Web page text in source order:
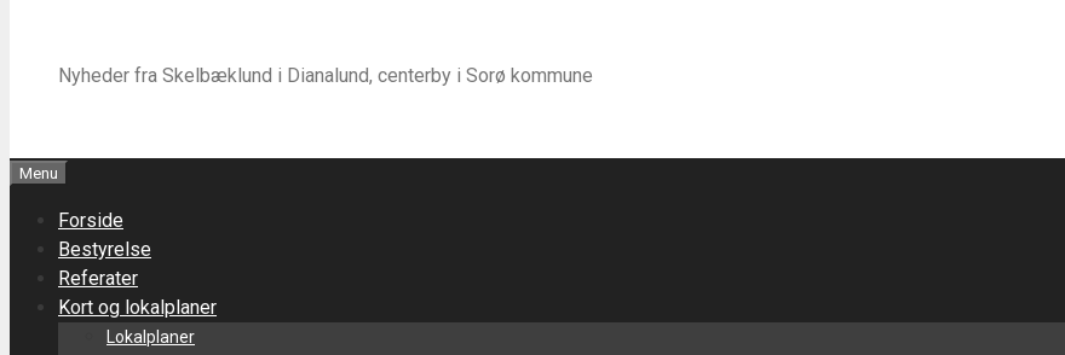
Nyheder fra Skelbæklund i Dianalund, centerby i Sorø kommune
Menu
Forside
Bestyrelse
Referater
Kort og lokalplaner
Lokalplaner